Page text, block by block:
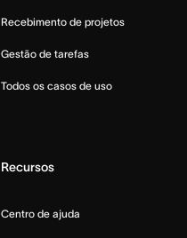
Recebimento de projetos
Gestão de tarefas
Todos os casos de uso
Recursos
Centro de ajuda